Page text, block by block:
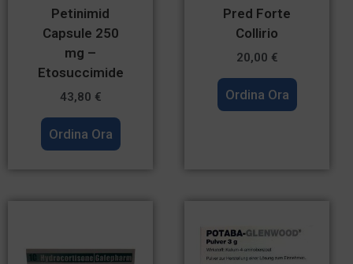
Petinimid
Capsule 250
mg –
Etosuccimide
43,80 €
Ordina Ora
Pred Forte
Collirio
20,00 €
Ordina Ora